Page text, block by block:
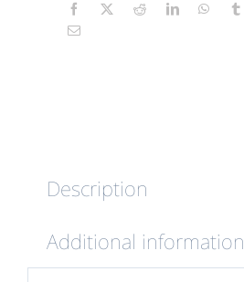
quantity
Description
Additional information